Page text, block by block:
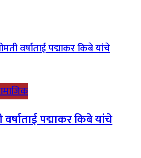
वर्षाताई पद्माकर किबे यांचे